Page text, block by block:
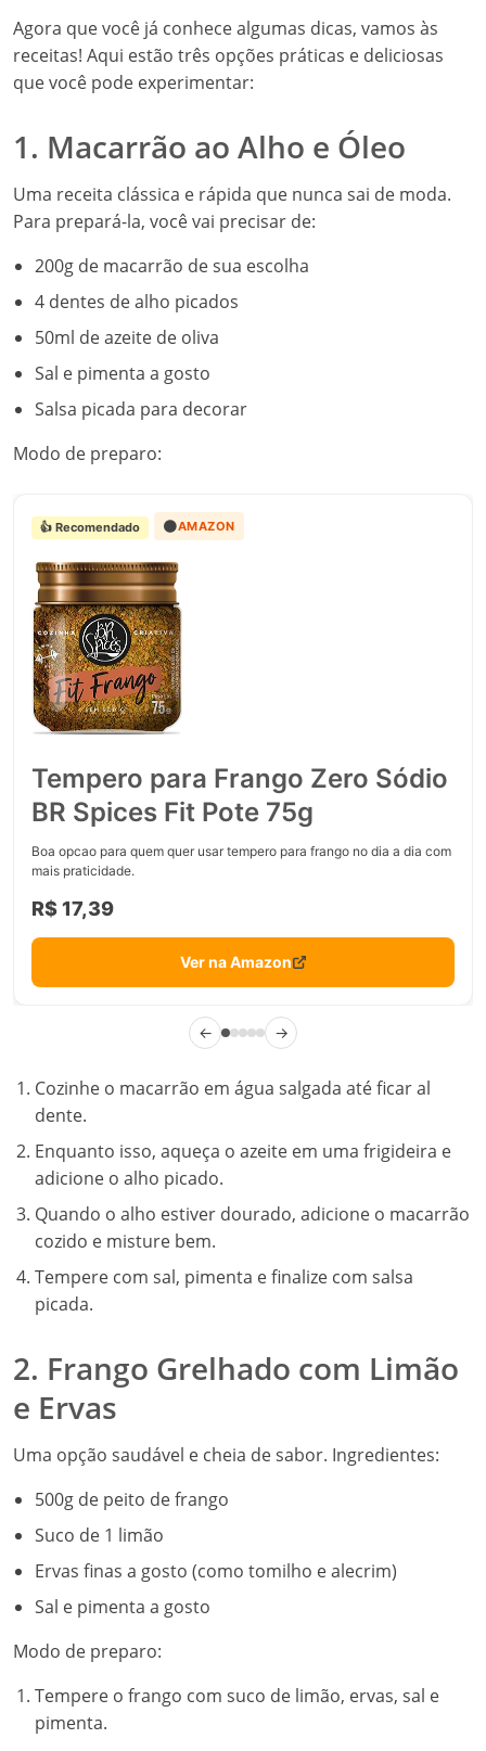
Agora que você já conhece algumas dicas, vamos às
receitas! Aqui estão três opções práticas e deliciosas
que você pode experimentar:
1. Macarrão ao Alho e Óleo
Uma receita clássica e rápida que nunca sai de moda.
Para prepará-la, você vai precisar de:
200g de macarrão de sua escolha
4 dentes de alho picados
50ml de azeite de oliva
Sal e pimenta a gosto
Salsa picada para decorar
Modo de preparo:
👍 Recomendado 🟠AMAZON
Tempero para Frango Zero Sódio
BR Spices Fit Pote 75g
Boa opcao para quem quer usar tempero para frango no dia a dia com
mais praticidade.
R$ 17,39
Ver na Amazon
← →
Cozinhe o macarrão em água salgada até ficar al
dente.
Enquanto isso, aqueça o azeite em uma frigideira e
adicione o alho picado.
Quando o alho estiver dourado, adicione o macarrão
cozido e misture bem.
Tempere com sal, pimenta e finalize com salsa
picada.
2. Frango Grelhado com Limão
e Ervas
Uma opção saudável e cheia de sabor. Ingredientes:
500g de peito de frango
Suco de 1 limão
Ervas finas a gosto (como tomilho e alecrim)
Sal e pimenta a gosto
Modo de preparo:
Tempere o frango com suco de limão, ervas, sal e
pimenta.